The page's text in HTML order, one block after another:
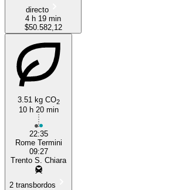
directo
4 h 19 min
$50.582,12
3.51 kg CO2
10 h 20 min
22:35
Rome Termini
09:27
Trento S. Chiara
2 transbordos